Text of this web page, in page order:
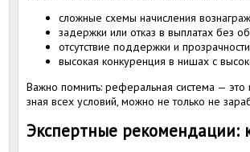
сложные схемы начисления
задержки или отказ в выплатах без
отсутствие поддержки и
высокая конкуренция в нишах с
Важно помнить: реферальная система — это
зная всех условий, можно не только не
Экспертные рекомендации: